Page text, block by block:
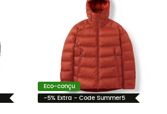
Eco-conçu
-5% Extra - Code Summer5